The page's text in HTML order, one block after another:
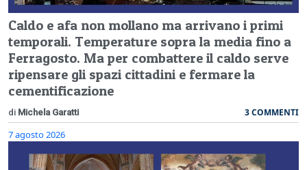
Caldo e afa non mollano ma arrivano i primi
temporali. Temperature sopra la media fino a
Ferragosto. Ma per combattere il caldo serve
ripensare gli spazi cittadini e fermare la
cementificazione
di Michela Garatti 3 COMMENTI
7 agosto 2026